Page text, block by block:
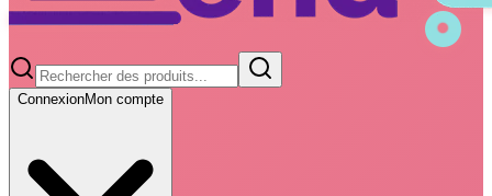
ConnexionMon compte